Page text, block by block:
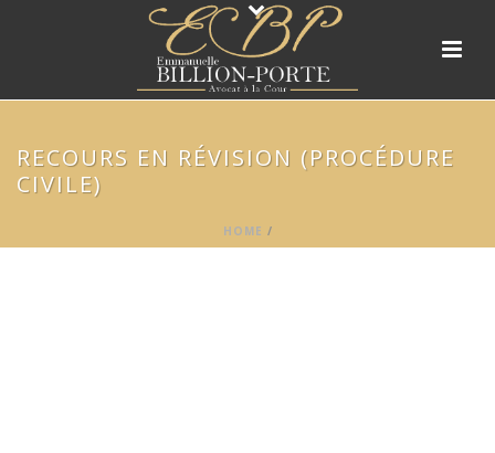
RECOURS EN RÉVISION (PROCÉDURE
CIVILE)
HOME /